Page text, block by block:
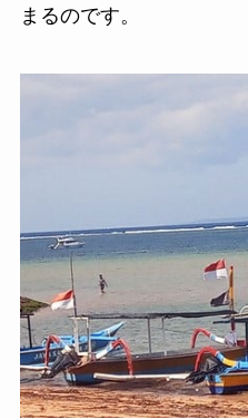
まるのです。